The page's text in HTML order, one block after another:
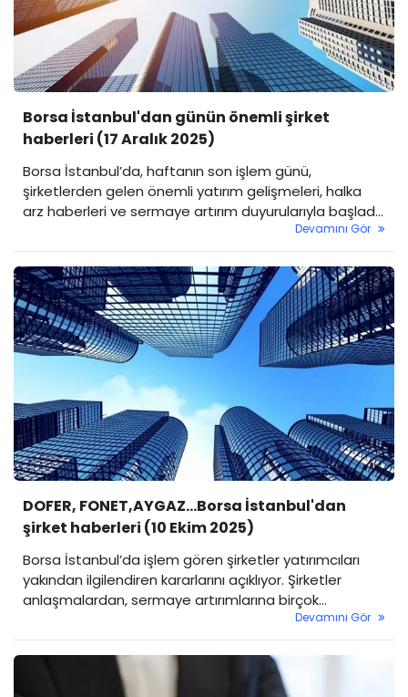
Borsa İstanbul'dan günün önemli şirket
haberleri (17 Aralık 2025)
Borsa İstanbul’da, haftanın son işlem günü,
şirketlerden gelen önemli yatırım gelişmeleri, halka
arz haberleri ve sermaye artırım duyurularıyla başladı.
Hisseleri Borsa İstanbul’da işlemlere açık olan şirketler,
Kamuyu Aydınlatma Platformu (KAP) duyurularıyla
öne çıktı. İşte Borsa İstanbul’dan şirket haberleri…
Devamını Gör
DOFER, FONET,AYGAZ...Borsa İstanbul'dan
şirket haberleri (10 Ekim 2025)
Borsa İstanbul’da işlem gören şirketler yatırımcıları
yakından ilgilendiren kararlarını açıklıyor. Şirketler
anlaşmalardan, sermaye artırımlarına birçok
duyuruda bulunuyor. Yatırımcılar ise yakından takip
ediyor. İşte öne çıkan şirket haberleri…
Devamını Gör